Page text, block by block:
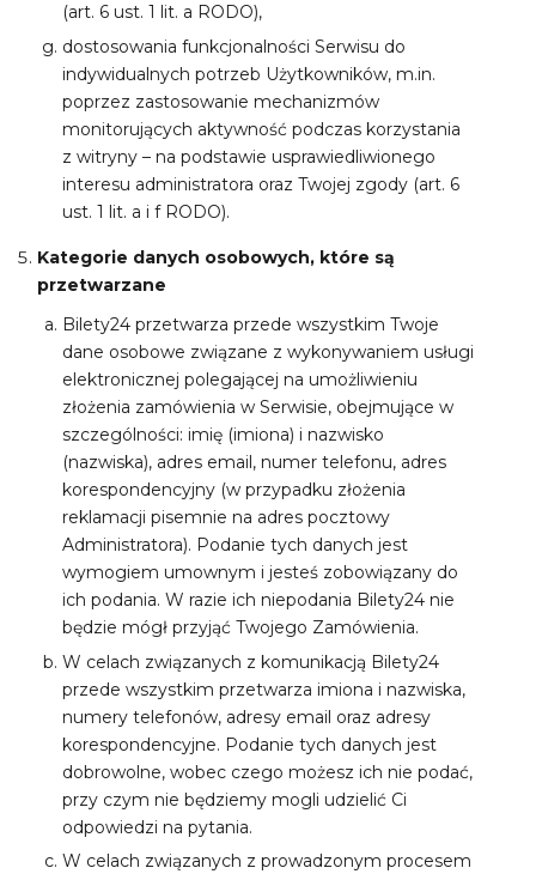
(art. 6 ust. 1 lit. a RODO),
dostosowania funkcjonalności Serwisu do
indywidualnych potrzeb Użytkowników, m.in.
poprzez zastosowanie mechanizmów
monitorujących aktywność podczas korzystania
z witryny – na podstawie usprawiedliwionego
interesu administratora oraz Twojej zgody (art. 6
ust. 1 lit. a i f RODO).
Kategorie danych osobowych, które są
przetwarzane
Bilety24 przetwarza przede wszystkim Twoje
dane osobowe związane z wykonywaniem usługi
elektronicznej polegającej na umożliwieniu
złożenia zamówienia w Serwisie, obejmujące w
szczególności: imię (imiona) i nazwisko
(nazwiska), adres email, numer telefonu, adres
korespondencyjny (w przypadku złożenia
reklamacji pisemnie na adres pocztowy
Administratora). Podanie tych danych jest
wymogiem umownym i jesteś zobowiązany do
ich podania. W razie ich niepodania Bilety24 nie
będzie mógł przyjąć Twojego Zamówienia.
W celach związanych z komunikacją Bilety24
przede wszystkim przetwarza imiona i nazwiska,
numery telefonów, adresy email oraz adresy
korespondencyjne. Podanie tych danych jest
dobrowolne, wobec czego możesz ich nie podać,
przy czym nie będziemy mogli udzielić Ci
odpowiedzi na pytania.
W celach związanych z prowadzonym procesem